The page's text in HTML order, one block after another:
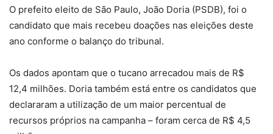
O prefeito eleito de São Paulo, João Doria (PSDB), foi o
candidato que mais recebeu doações nas eleições deste
ano conforme o balanço do tribunal.
Os dados apontam que o tucano arrecadou mais de R$
12,4 milhões. Doria também está entre os candidatos que
declararam a utilização de um maior percentual de
recursos próprios na campanha – foram cerca de R$ 4,5